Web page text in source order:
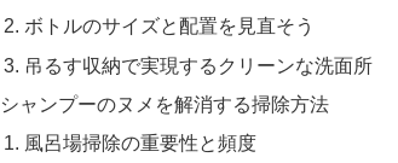
ボトルのサイズと配置を見直そう
吊るす収納で実現するクリーンな洗面所
シャンプーのヌメを解消する掃除方法
風呂場掃除の重要性と頻度